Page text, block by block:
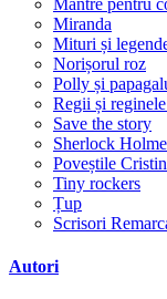
Miranda
Mituri și
Norișorul roz
Polly și
Regii și
Save the story
Sherlock
Poveștile
Tiny rockers
Țup
Scrisori
Autori